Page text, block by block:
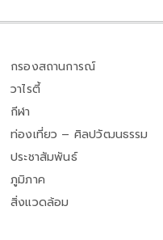
กรองสถานการณ์
วาไรตี้
กีฬา
ท่องเที่ยว – ศิลปวัฒนธรรม
ประชาสัมพันธ์
ภูมิภาค
สิ่งแวดล้อม